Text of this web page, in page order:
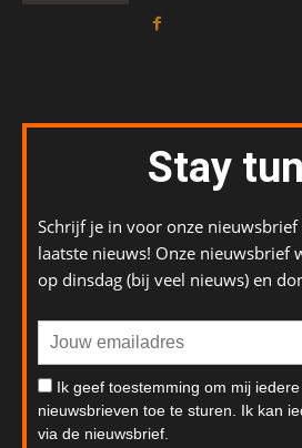
Stay
Schrijf je in voor onze
laatste nieuws! Onze nieuwsbrief
op dinsdag (bij veel nieuws) en
Ik geef toestemming om mij iedere
nieuwsbrieven toe te sturen. Ik kan
via de nieuwsbrief.